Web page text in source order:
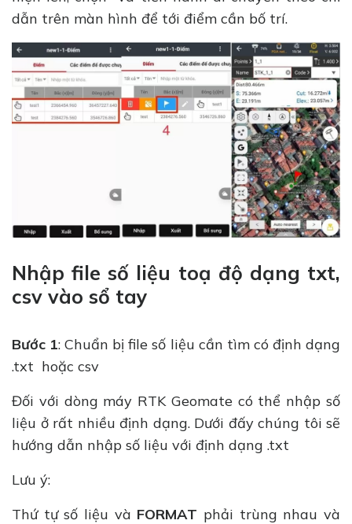
dẫn trên màn hình để tới điểm cần bố trí.
Nhập file số liệu toạ độ dạng txt,
csv vào sổ tay
Bước 1: Chuẩn bị file số liệu cần tìm có định dạng
.txt hoặc csv
Đối với dòng máy RTK Geomate có thể nhập số
liệu ở rất nhiều định dạng. Dưới đấy chúng tôi sẽ
hướng dẫn nhập số liệu với định dạng .txt
Lưu ý:
Thứ tự số liệu và FORMAT phải trùng nhau và